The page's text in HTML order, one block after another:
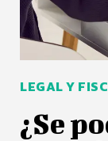
LEGAL Y
¿Se